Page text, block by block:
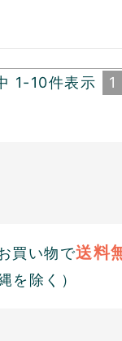
1-10件表示 1
買い物で送料
を除く）